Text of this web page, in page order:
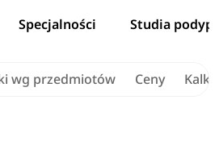
Specjalności Studia
wg przedmiotów Ceny